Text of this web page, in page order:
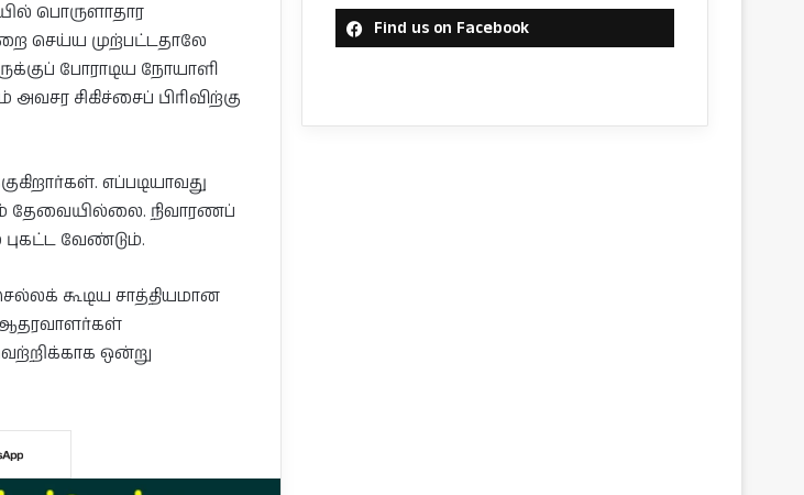
பொருளாதார
செய்ய முற்பட்டதாலே
போராடிய நோயாளி
சிகிச்சைப் பிரிவிற்கு
எப்படியாவது
தேவையில்லை. நிவாரணப்
வேண்டும்.
கூடிய சாத்தியமான
ஆதரவாளர்கள்
ஒன்று
Find us on Facebook